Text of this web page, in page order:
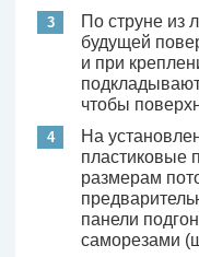
По струне из
будущей
и при
чтобы
На
пластиковые
размерам
панели
саморезами